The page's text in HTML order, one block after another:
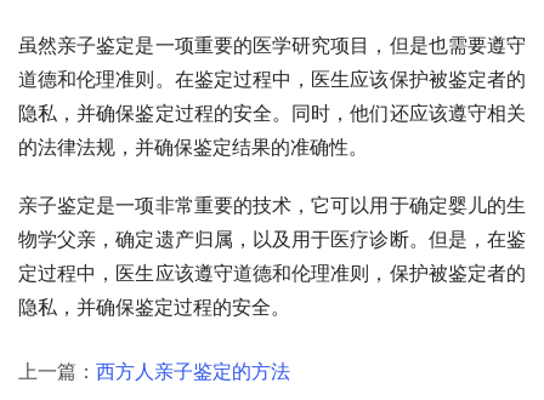
虽然亲子鉴定是一项重要的医学研究项目，但是也需要遵守
道德和伦理准则。在鉴定过程中，医生应该保护被鉴定者的
隐私，并确保鉴定过程的安全。同时，他们还应该遵守相关
的法律法规，并确保鉴定结果的准确性。
亲子鉴定是一项非常重要的技术，它可以用于确定婴儿的生
物学父亲，确定遗产归属，以及用于医疗诊断。但是，在鉴
定过程中，医生应该遵守道德和伦理准则，保护被鉴定者的
隐私，并确保鉴定过程的安全。
上一篇： 西方人亲子鉴定的方法